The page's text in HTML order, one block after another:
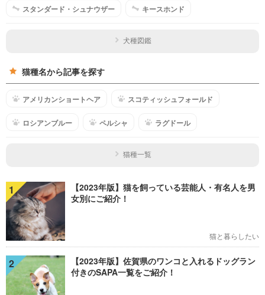
スタンダード・シュナウザー キースホンド
犬種図鑑
猫種名から記事を探す
アメリカンショートヘア スコティッシュフォールド
ロシアンブルー ペルシャ ラグドール
猫種一覧
1
【2023年版】猫を飼っている芸能人・有名人を男
女別にご紹介！
猫と暮らしたい
2
【2023年版】佐賀県のワンコと入れるドッグラン
付きのSAPA一覧をご紹介！